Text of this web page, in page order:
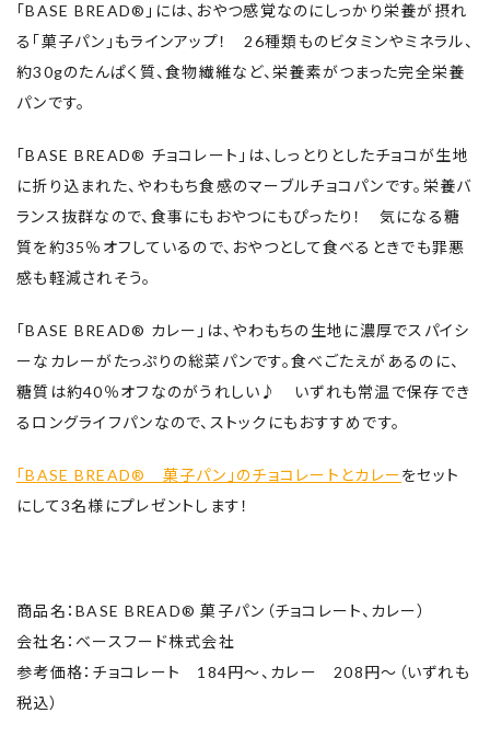
「BASE BREAD®」には、おやつ感覚なのにしっかり栄養が摂れ
る「菓子パン」もラインアップ！ 26種類ものビタミンやミネラル、
約30gのたんぱく質、食物繊維など、栄養素がつまった完全栄養
パンです。
「BASE BREAD® チョコレート」は、しっとりとしたチョコが生地
に折り込まれた、やわもち食感のマーブルチョコパンです。栄養バ
ランス抜群なので、食事にもおやつにもぴったり！ 気になる糖
質を約35％オフしているので、おやつとして食べるときでも罪悪
感も軽減されそう。
「BASE BREAD® カレー」は、やわもちの生地に濃厚でスパイシ
ーなカレーがたっぷりの総菜パンです。食べごたえがあるのに、
糖質は約40％オフなのがうれしい♪ いずれも常温で保存でき
るロングライフパンなので、ストックにもおすすめです。
「BASE BREAD® 菓子パン」のチョコレートとカレーをセット
にして3名様にプレゼントします！
商品名：BASE BREAD® 菓子パン（チョコレート、カレー）
会社名：ベースフード株式会社
参考価格：チョコレート 184円～、カレー 208円～（いずれも
税込）